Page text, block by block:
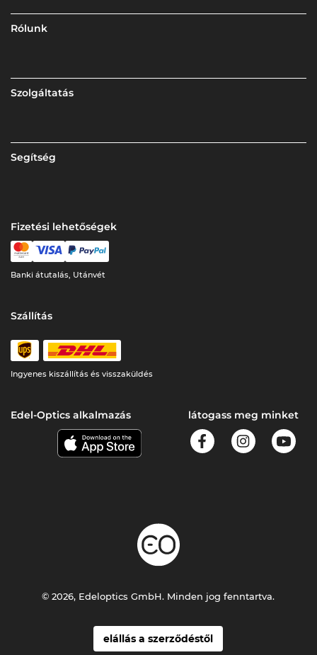
Rólunk
Szolgáltatás
Segítség
Fizetési lehetőségek
Banki átutalás, Utánvét
Szállítás
Ingyenes kiszállítás és visszaküldés
Edel-Optics alkalmazás látogass meg minket
elállás a szerződéstől
© 2026, Edeloptics GmbH. Minden jog fenntartva.